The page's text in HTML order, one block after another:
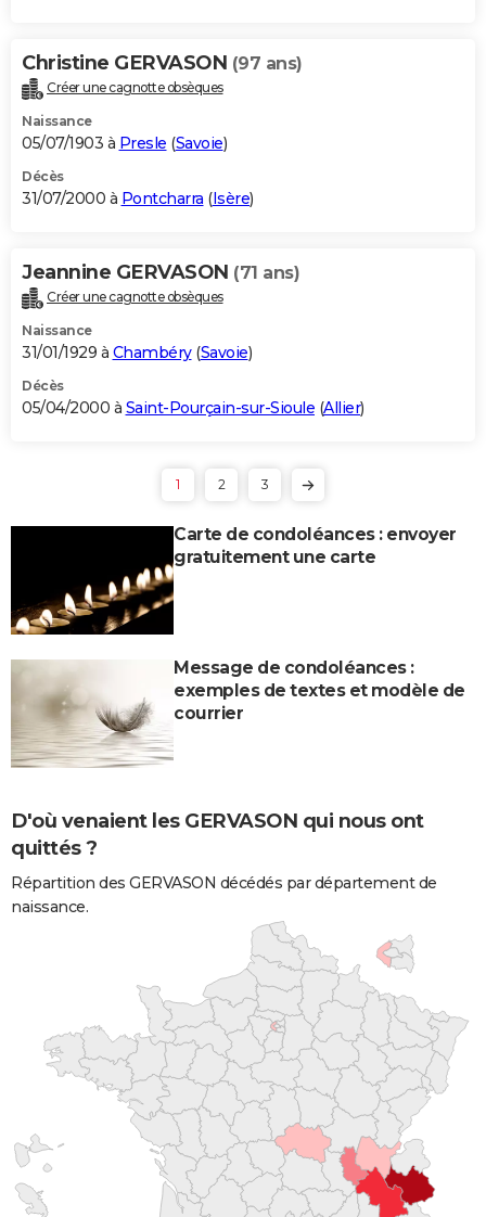
Christine GERVASON (97 ans)
Créer une cagnotte obsèques
Naissance
05/07/1903 à Presle (Savoie)
Décès
31/07/2000 à Pontcharra (Isère)
Jeannine GERVASON (71 ans)
Créer une cagnotte obsèques
Naissance
31/01/1929 à Chambéry(Savoie)
Décès
05/04/2000 à Saint-Pourçain-sur-Sioule (Allier)
1 2 3
Carte de condoléances : envoyer
gratuitement une carte
Message de condoléances :
exemples de textes et modèle de
courrier
D'où venaient les GERVASON qui nous ont
quittés ?
Répartition des GERVASON décédés par département de
naissance.